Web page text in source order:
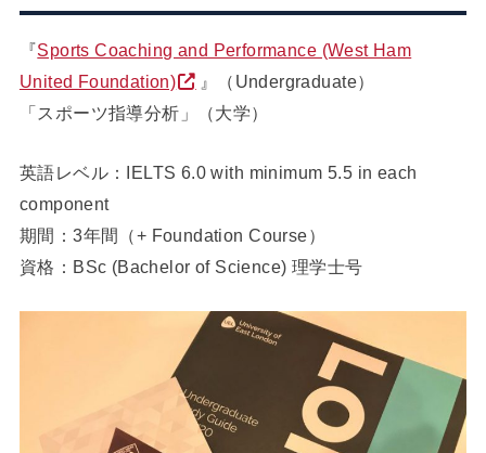
『Sports Coaching and Performance (West Ham
United Foundation)
』（Undergraduate）
「スポーツ指導分析」（大学）
英語レベル：IELTS 6.0 with minimum 5.5 in each
component
期間：3年間（+ Foundation Course）
資格：BSc (Bachelor of Science) 理学士号